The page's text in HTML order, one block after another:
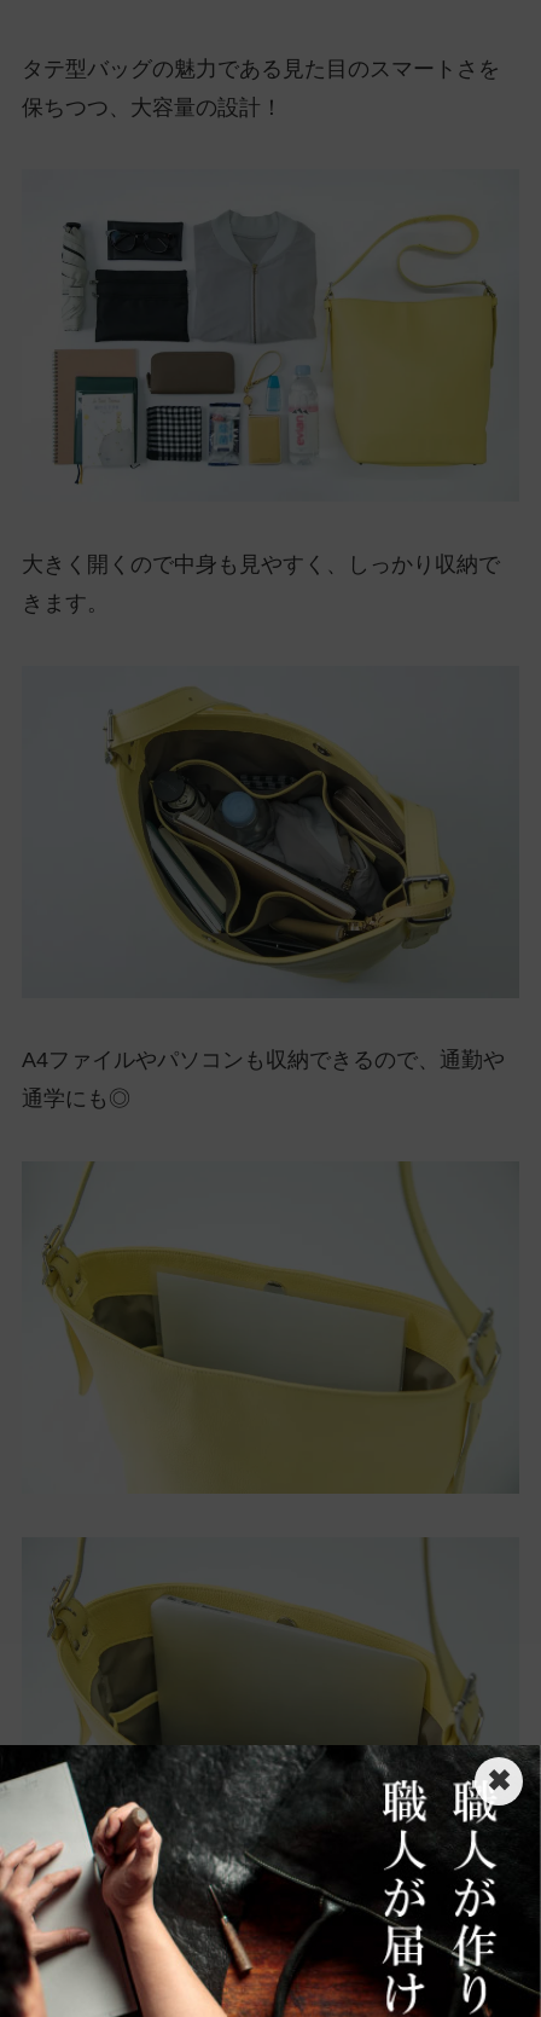
タテ型バッグの魅力である見た目のスマートさを
保ちつつ、大容量の設計！
大きく開くので中身も見やすく、しっかり収納で
きます。
A4ファイルやパソコンも収納できるので、通勤や
通学にも◎
[サイズ目安]
✖